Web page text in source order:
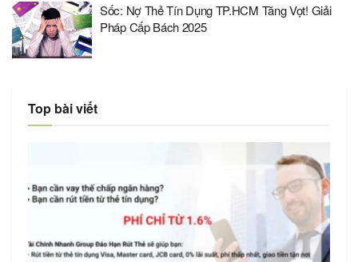
Sốc: Nợ Thẻ Tín Dụng TP.HCM Tăng Vọt! Giải
Pháp Cấp Bách 2025
Top bài viết